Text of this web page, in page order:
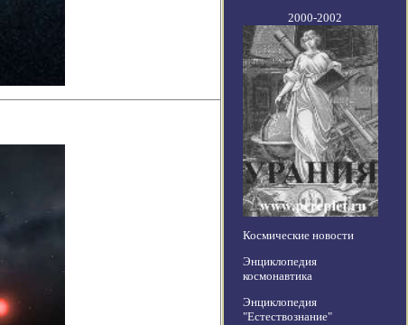
2000-2002
Космические новости
Энциклопедия
космонавтика
Энциклопедия
"Естествознание"